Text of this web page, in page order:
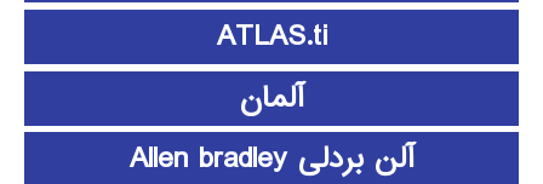
ATLAS.ti
آلمان
آلن بردلی Allen bradley